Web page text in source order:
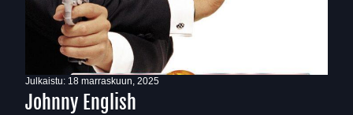
Julkaistu: 18 marraskuun, 2025
Johnny English